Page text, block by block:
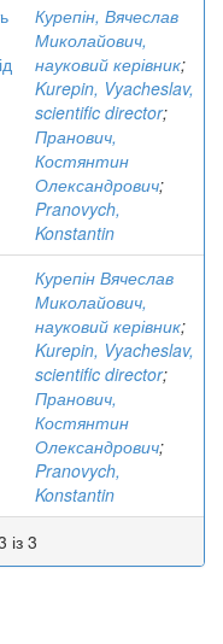
Курепін, Вячеслав
Миколайович,
науковий керівник;
Kurepin, Vyacheslav,
scientific director;
Пранович,
Костянтин
Олександрович;
Pranovych,
Konstantin
Курепін Вячеслав
Миколайович,
науковий керівник;
Kurepin, Vyacheslav,
scientific director;
Пранович,
Костянтин
Олександрович;
Pranovych,
Konstantin
із 3